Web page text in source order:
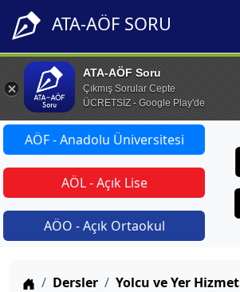
ATA-AÖF SORU
ATA-AÖF Soru
Çıkmış Sorular Cepte
ÜCRETSİZ - Google Play'de
AÖF - Anadolu Üniversitesi
AÖL - Açık Lise
AÖO - Açık Ortaokul
Anasayfa
Dersler
Yolcu ve Yer